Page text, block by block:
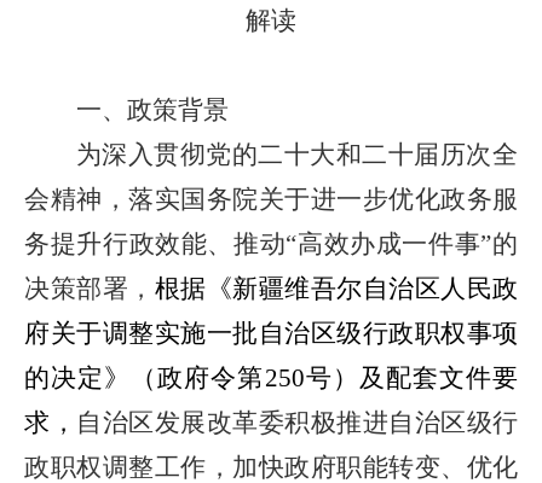
解读
一、政策背景
为深入贯彻党的二十大和二十届历次全
会精神，落实国务院关于进一步优化政务服
务提升行政效能、推动“高效办成一件事”的
决策部署， 根据《新疆维吾尔自治区人民政
府关于调整实施一批自治区级行政职权事项
的决定》（政府令第250号）及配套文件要
求， 自治区发展改革委积极推进自治区级行
政职权调整工作， 加快政府职能转变、 优化